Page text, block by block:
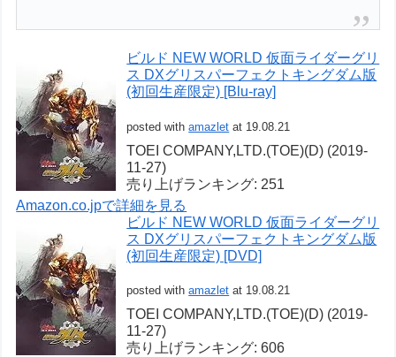
ビルド NEW WORLD 仮面ライダーグリ
ス DXグリスパーフェクトキングダム版
(初回生産限定) [Blu-ray]
posted withamazlet at 19.08.21
TOEI COMPANY,LTD.(TOE)(D) (2019-
11-27)
売り上げランキング: 251
Amazon.co.jpで詳細を見る
ビルド NEW WORLD 仮面ライダーグリ
ス DXグリスパーフェクトキングダム版
(初回生産限定) [DVD]
posted withamazlet at 19.08.21
TOEI COMPANY,LTD.(TOE)(D) (2019-
11-27)
売り上げランキング: 606